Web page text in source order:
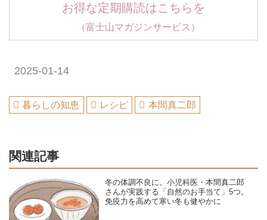
お得な定期購読はこちらを
（富士山マガジンサービス）
2025-01-14
暮らしの知恵 レシピ 本間真二郎
関連記事
冬の体調不良に。小児科医・本間真二郎
さんが実践する「自然のお手当て」5つ。
免疫力を高めて寒い冬も健やかに